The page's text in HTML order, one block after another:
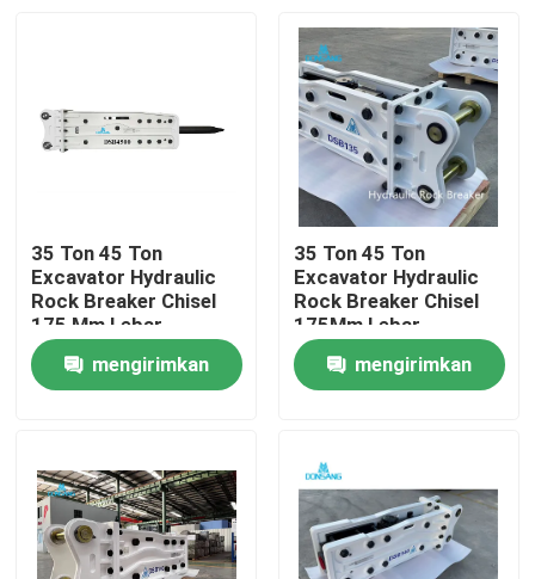
Rumah
Tampilan VR
35 Ton 45 Ton
Excavator Hydraulic
Rock Breaker Chisel
175 Mm Lebar
Hydraulic Breaker Palu
mengirimkan
35 Ton 45 Ton
Excavator Hydraulic
Rock Breaker Chisel
175Mm Lebar
Hydraulic Breaker
Hammermengirimkan